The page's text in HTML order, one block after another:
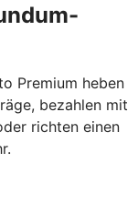
Premium heben
bezahlen mit
richten einen